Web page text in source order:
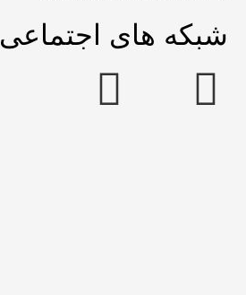
شبکه های اجتماعی